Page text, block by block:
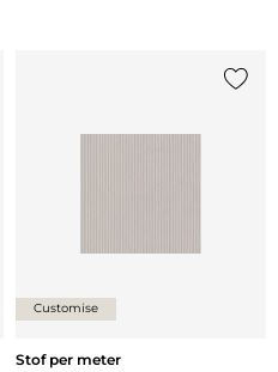
Customise
Stof per meter